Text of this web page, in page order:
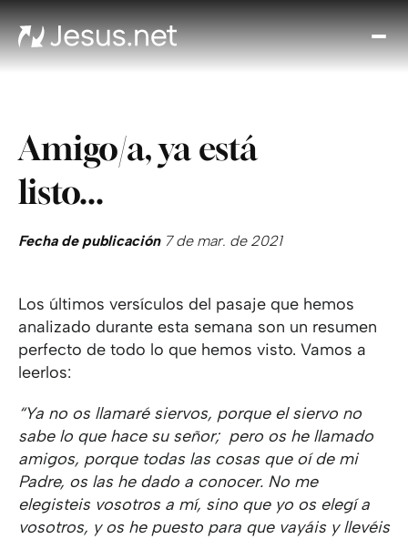
Amigo/a, ya está
listo...
Fecha de publicación7 de mar. de 2021
Los últimos versículos del pasaje que hemos
analizado durante esta semana son un resumen
perfecto de todo lo que hemos visto. Vamos a
leerlos:
“Ya no os llamaré siervos, porque el siervo no
sabe lo que hace su señor; pero os he llamado
amigos, porque todas las cosas que oí de mi
Padre, os las he dado a conocer. No me
elegisteis vosotros a mí, sino que yo os elegí a
vosotros, y os he puesto para que vayáis y llevéis